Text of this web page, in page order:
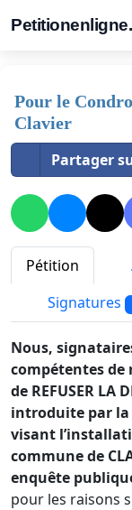
Pour le
Clavier
Partager
Pétition
Signatures
Nous,
compétentes de
de REFUSER LA
introduite par la
visant
commune de
enquête
pour les raisons